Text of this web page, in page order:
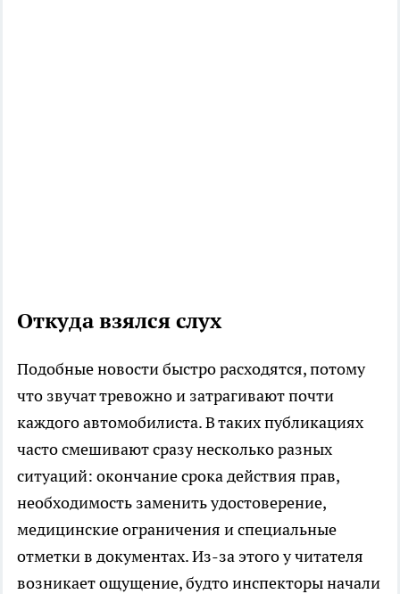
Откуда взялся слух
Подобные новости быстро расходятся, потому
что звучат тревожно и затрагивают почти
каждого автомобилиста. В таких публикациях
часто смешивают сразу несколько разных
ситуаций: окончание срока действия прав,
необходимость заменить удостоверение,
медицинские ограничения и специальные
отметки в документах. Из-за этого у читателя
возникает ощущение, будто инспекторы начали